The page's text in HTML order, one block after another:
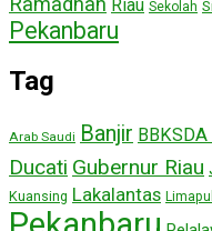
Riau Sekolah
Pekanbaru
Tag
Arab Saudi Banjir BBKSDA
Ducati Gubernur Riau
Kuansing Lakalantas